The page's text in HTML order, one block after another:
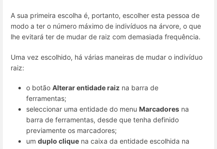
A sua primeira escolha é, portanto, escolher esta pessoa de
modo a ter o número máximo de indivíduos na árvore, o que
lhe evitará ter de mudar de raiz com demasiada frequência.
Uma vez escolhido, há várias maneiras de mudar o indivíduo
raiz:
o botão Alterar entidade raiz na barra de
ferramentas;
seleccionar uma entidade do menu Marcadores na
barra de ferramentas, desde que tenha definido
previamente os marcadores;
um duplo clique na caixa da entidade escolhida na